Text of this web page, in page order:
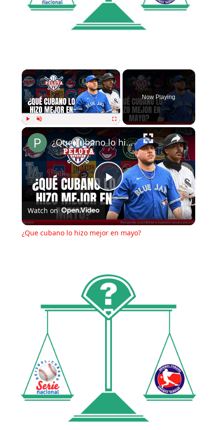
Play
Now Playing
Play
Video
¿Que cubano lo hizo mejor en mayo?
Watch on
¿Que cubano lo hizo mejor en mayo?